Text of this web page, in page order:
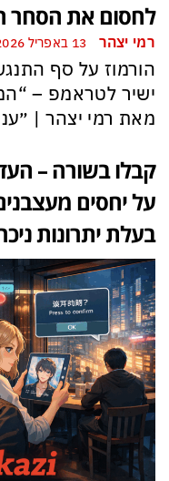
לחסום את הסחר
רמי יצהר
הורמוז על סף
ישיר לטראמפ –
מאת רמי יצהר |
קבלו בשורה –
על יחסים
בעלת יתרונות